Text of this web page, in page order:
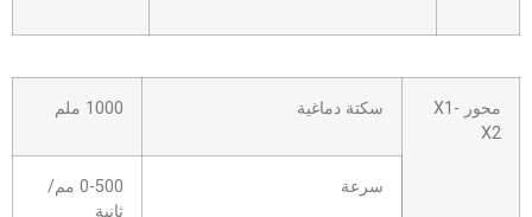
محور X1-
X2
سكتة دماغية 1000 ملم
سرعة
0-500 مم/
ثانية